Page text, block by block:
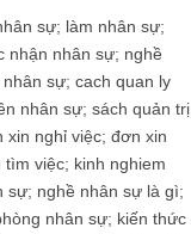
sự; làm nhân sự;
nhận nhân sự; nghề
sự; cach quan ly
nhân sự; sách quản trị
xin nghỉ việc; đơn xin
tìm việc; kinh nghiem
sự; nghề nhân sự là gì;
nhân sự; kiến thức